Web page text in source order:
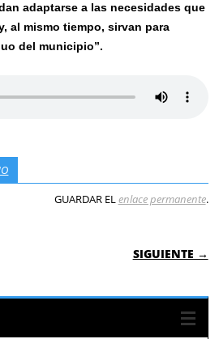
adaptarse a las necesidades que
al mismo tiempo, sirvan para
del municipio”.
GUARDAR ELenlace permanente.
DE ENTRADAS
SIGUIENTE →